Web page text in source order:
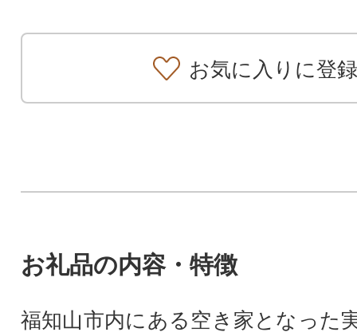
お気に入りに登録
お礼品の内容・特徴
福知山市内にある空き家となった